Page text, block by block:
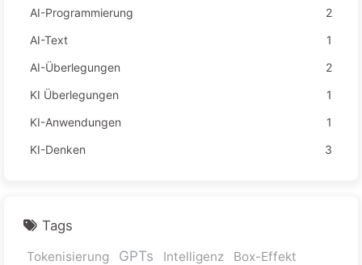
AI-Programmierung
2
AI-Text
1
AI-Überlegungen
2
KI Überlegungen
1
KI-Anwendungen
1
KI-Denken
3
Tags
Tokenisierung GPTs Intelligenz
Box-Effekt